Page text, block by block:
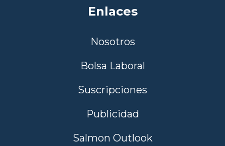
Enlaces
Nosotros
Bolsa Laboral
Suscripciones
Publicidad
Salmon Outlook